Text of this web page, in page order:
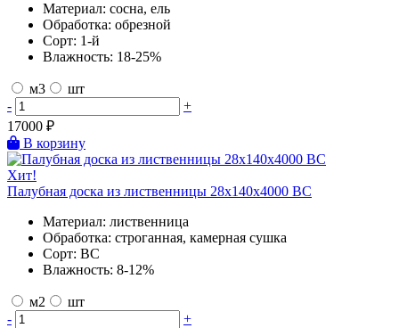
Материал: сосна, ель
Обработка: обрезной
Сорт: 1-й
Влажность: 18-25%
м3
шт
-
+
17000 ₽
В корзину
Хит!
Палубная доска из лиственницы 28х140х4000 BC
Материал: лиственница
Обработка: строганная, камерная сушка
Сорт: BC
Влажность: 8-12%
м2
шт
-
+